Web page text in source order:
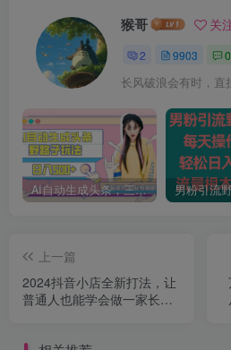
猴哥 关
2 9903 0
长风破浪会有时，直
AI自动生成头条，三天必起号，三分钟轻松发布内容，复制粘贴，保姆级教…
上一篇
2024抖音小店全新打法，让
普通人也能学会做一家长久